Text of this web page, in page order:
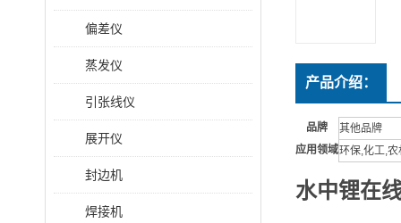
偏差仪
蒸发仪
引张线仪
展开仪
封边机
焊接机
产品介绍：
品牌
其他品牌
应用领域环保,化工,
水中锂在